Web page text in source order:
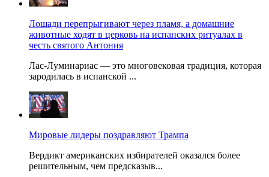
Лошади перепрыгивают через пламя, а домашние
животные ходят в церковь на испанских ритуалах в
честь святого Антония
Лас-Луминариас — это многовековая традиция, которая
зародилась в испанской ...
Мировые лидеры поздравляют Трампа
Вердикт американских избирателей оказался более
решительным, чем предсказыв...